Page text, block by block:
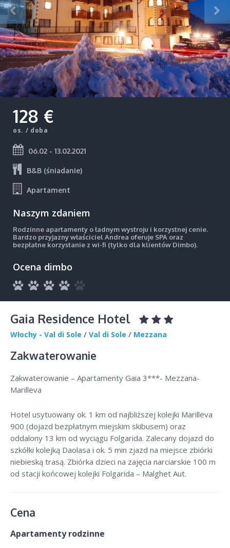
128 €
os. / doba
06.02 - 13.02.2021
B&B (śniadanie)
Apartament
Naszym zdaniem
Rodzinne apartamenty o ładnym wystroju i korzystnej cenie.
Bardzo przyjazny właściciel Andrea oferuje SPA oraz
bezpłatne korzystanie z wi-fi (tylko dla klientów Dimbo).
Ocena dimbo
Gaia Residence Hotel
Włochy - Val di Sole / Val di Sole / Mezzana
Zakwaterowanie
Zakwaterowanie – Apartamenty Gaia 3***- Mezzana-
Marilleva
Hotel usytuowany ok. 1 km od najbliższej kolejki Marilleva
900 (dojazd bezpłatnym miejskim skibusem) oraz
oddalony 13 km od wyciągu Folgarida. Zalecany dojazd do
szkółki kolejką Daolasa i ok. 5 min zjazd na miejsce zbiórki
niebieską trasą. Zbiórka dzieci na zajęcia narciarskie 100 m
od stacji końcowej kolejki Folgarida – Malghet Aut.
Cena
Apartamenty rodzinne